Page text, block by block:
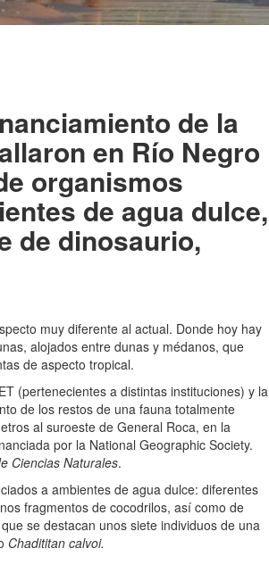
de la
en Río Negro
organismos
de agua dulce,
de dinosaurio,
muy diferente al actual. Donde hoy hay
alojados entre dunas y médanos, que
de aspecto tropical.
(pertenecientes a distintas instituciones) y la
de los restos de una fauna totalmente
al suroeste de General Roca, en la
por la National Geographic Society.
Ciencias Naturales.
a ambientes de agua dulce: diferentes
fragmentos de cocodrilos, así como de
se destacan unos siete individuos de una
Chadititan calvoi.